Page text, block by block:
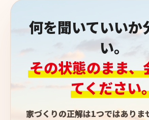
何を聞いていいか
い。
その状態のまま、
てください
家づくりの正解は1つではありま